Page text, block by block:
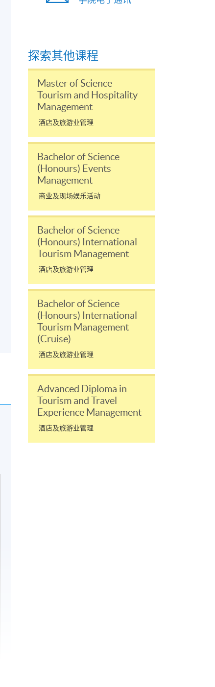
探索其他课程
Master of Science
Tourism and Hospitality
Management
酒店及旅游业管理
Bachelor of Science
(Honours) Events
Management
商业及现场娱乐活动
Bachelor of Science
(Honours) International
Tourism Management
酒店及旅游业管理
Bachelor of Science
(Honours) International
Tourism Management
(Cruise)
酒店及旅游业管理
Advanced Diploma in
Tourism and Travel
Experience Management
酒店及旅游业管理